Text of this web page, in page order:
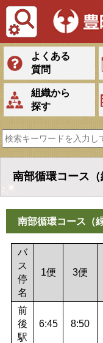
Tiếng Việt
よくある
質問
組織から
探す
南部循環コース（
南部循環コース（
バ
ス
停
名
1便 3便
前
後
駅
6:45 8:50